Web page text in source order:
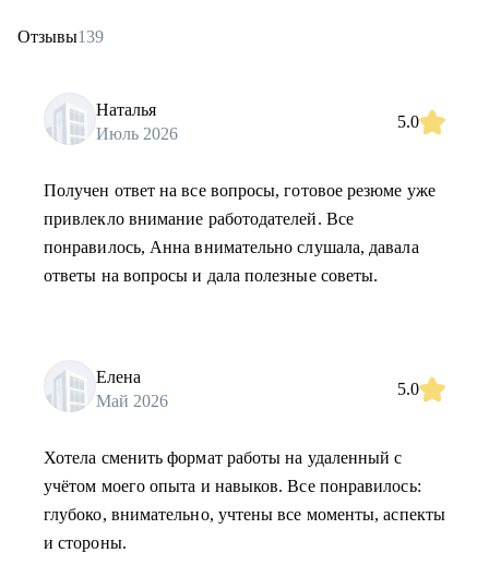
Отзывы139
Наталья
Июль 2026
5.0
Получен ответ на все вопросы, готовое резюме уже
привлекло внимание работодателей. Все
понравилось, Анна внимательно слушала, давала
ответы на вопросы и дала полезные советы.
Елена
Май 2026
5.0
Хотела сменить формат работы на удаленный с
учётом моего опыта и навыков. Все понравилось:
глубоко, внимательно, учтены все моменты, аспекты
и стороны.